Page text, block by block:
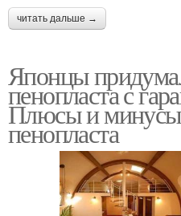
читать дальше →
Японцы
пенопласта с
Плюсы и минусы
пенопласта